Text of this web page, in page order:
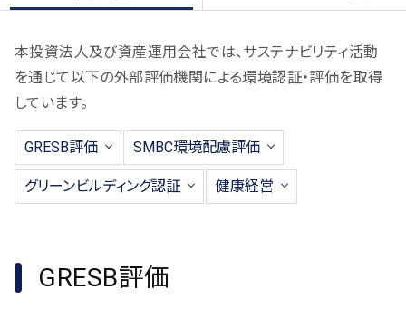
本投資法人及び資産運用会社では、サステナビリティ活動
を通じて以下の外部評価機関による環境認証・評価を取得
しています。
GRESB評価 SMBC環境配慮評価
グリーンビルディング認証 健康経営
GRESB評価